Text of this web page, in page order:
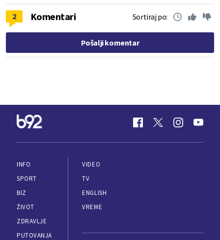
2 Komentari Sortiraj po:
Pošalji komentar
INFO
SPORT
BIZ
ŽIVOT
ZDRAVLJE
PUTOVANJA
VIDEO
TV
ENGLISH
VREME